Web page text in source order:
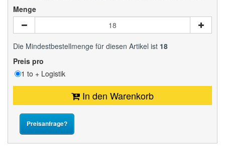
Menge
Die Mindestbestellmenge für diesen Artikel ist 18
Preis pro
1 to + Logistik
In den Warenkorb
Preisanfrage?